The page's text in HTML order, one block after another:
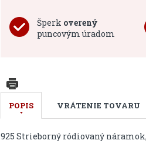
Šperk overený
puncovým úradom
POPIS VRÁTENIE TOVARU
925 Strieborný ródiovaný